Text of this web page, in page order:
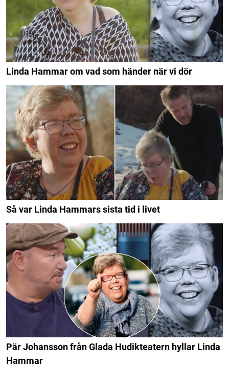
Linda Hammar om vad som händer när vi dör
Så var Linda Hammars sista tid i livet
Pär Johansson från Glada Hudikteatern hyllar Linda
Hammar